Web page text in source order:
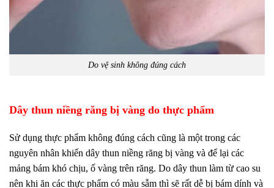
Do vệ sinh không đúng cách
Dây thun niềng răng bị vàng do thực phẩm
Sử dụng thực phẩm không đúng cách cũng là một trong các
nguyên nhân khiến dây thun niềng răng bị vàng và để lại các
mảng bám khó chịu, ố vàng trên răng. Do dây thun làm từ cao su
nên khi ăn các thực phẩm có màu sẫm thì sẽ rất dễ bị bám dính và